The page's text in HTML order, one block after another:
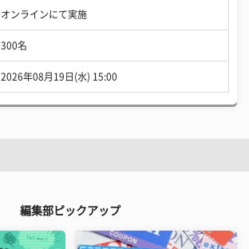
オンラインにて実施
300名
2026年08月19日(水) 15:00
編集部ピックアップ